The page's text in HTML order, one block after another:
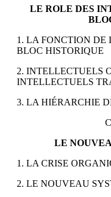
LE ROLE DES
1. LA FONCTION DE
BLOC HISTORIQUE
2. INTELLECTUELS
INTELLECTUELS
3. LA HIÉRARCHIE
LE
1. LA CRISE
2. LE NOUVEAU